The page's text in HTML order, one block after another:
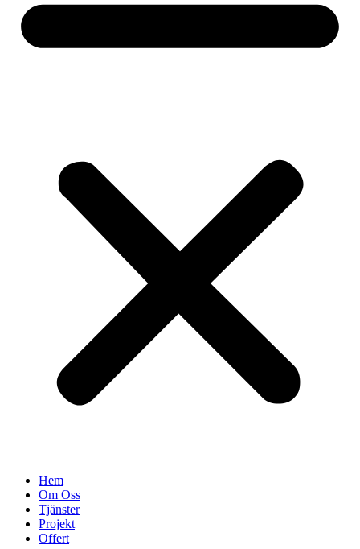
Hem
Om Oss
Tjänster
Projekt
Offert